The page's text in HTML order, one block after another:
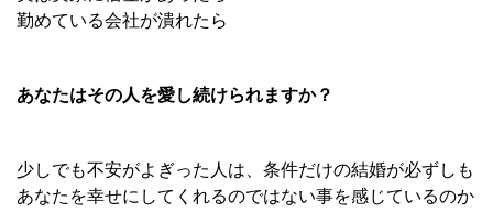
勤めている会社が潰れたら
あなたはその人を愛し続けられますか？
少しでも不安がよぎった人は、条件だけの結婚が必ずしも
あなたを幸せにしてくれるのではない事を感じているのか